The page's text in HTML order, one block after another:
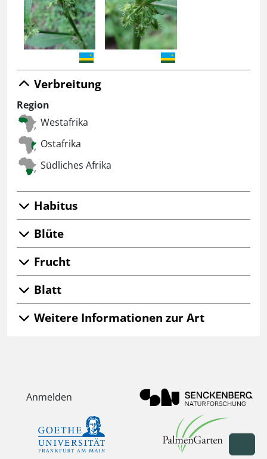
Verbreitung
Region
Westafrika
Ostafrika
Südliches Afrika
Habitus
Blüte
Frucht
Blatt
Weitere Informationen zur Art
Anmelden